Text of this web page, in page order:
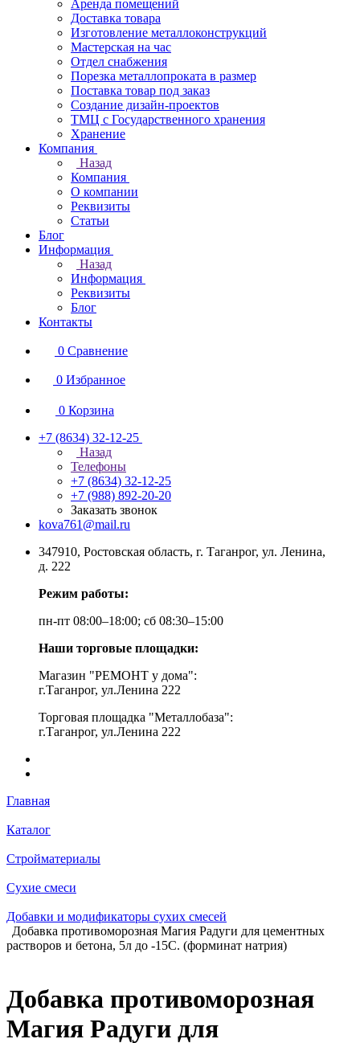
Аренда помещений
Доставка товара
Изготовление металлоконструкций
Мастерская на час
Отдел снабжения
Порезка металлопроката в размер
Поставка товар под заказ
Создание дизайн-проектов
ТМЦ с Государственного хранения
Хранение
Компания
Назад
Компания
О компании
Реквизиты
Статьи
Блог
Информация
Назад
Информация
Реквизиты
Блог
Контакты
0 Сравнение
0 Избранное
0 Корзина
+7 (8634) 32-12-25
Назад
Телефоны
+7 (8634) 32-12-25
+7 (988) 892-20-20
Заказать звонок
kova761@mail.ru
347910, Ростовская область, г. Таганрог, ул. Ленина,
д. 222
Режим работы:
пн-пт 08:00–18:00; сб 08:30–15:00
Наши торговые площадки:
Магазин "РЕМОНТ у дома":
г.Таганрог, ул.Ленина 222
Торговая площадка "Металлобаза":
г.Таганрог, ул.Ленина 222
Главная
Каталог
Стройматериалы
Сухие смеси
Добавки и модификаторы сухих смесей
Добавка противоморозная Магия Радуги для цементных
растворов и бетона, 5л до -15С. (форминат натрия)
Добавка противоморозная
Магия Радуги для